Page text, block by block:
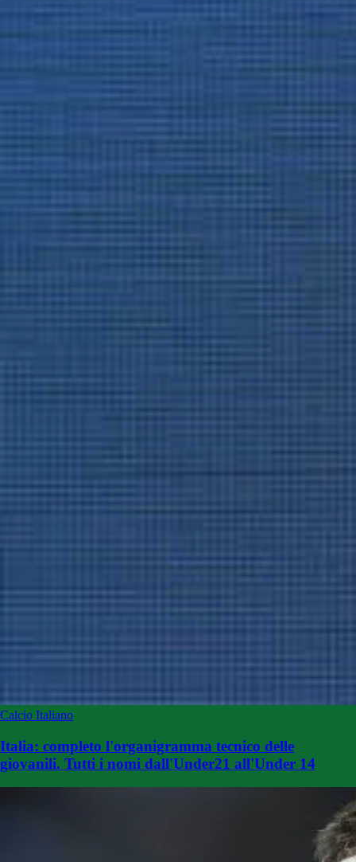
Calcio Italiano
Italia: completo l'organigramma tecnico delle
giovanili. Tutti i nomi dall'Under21 all'Under 14